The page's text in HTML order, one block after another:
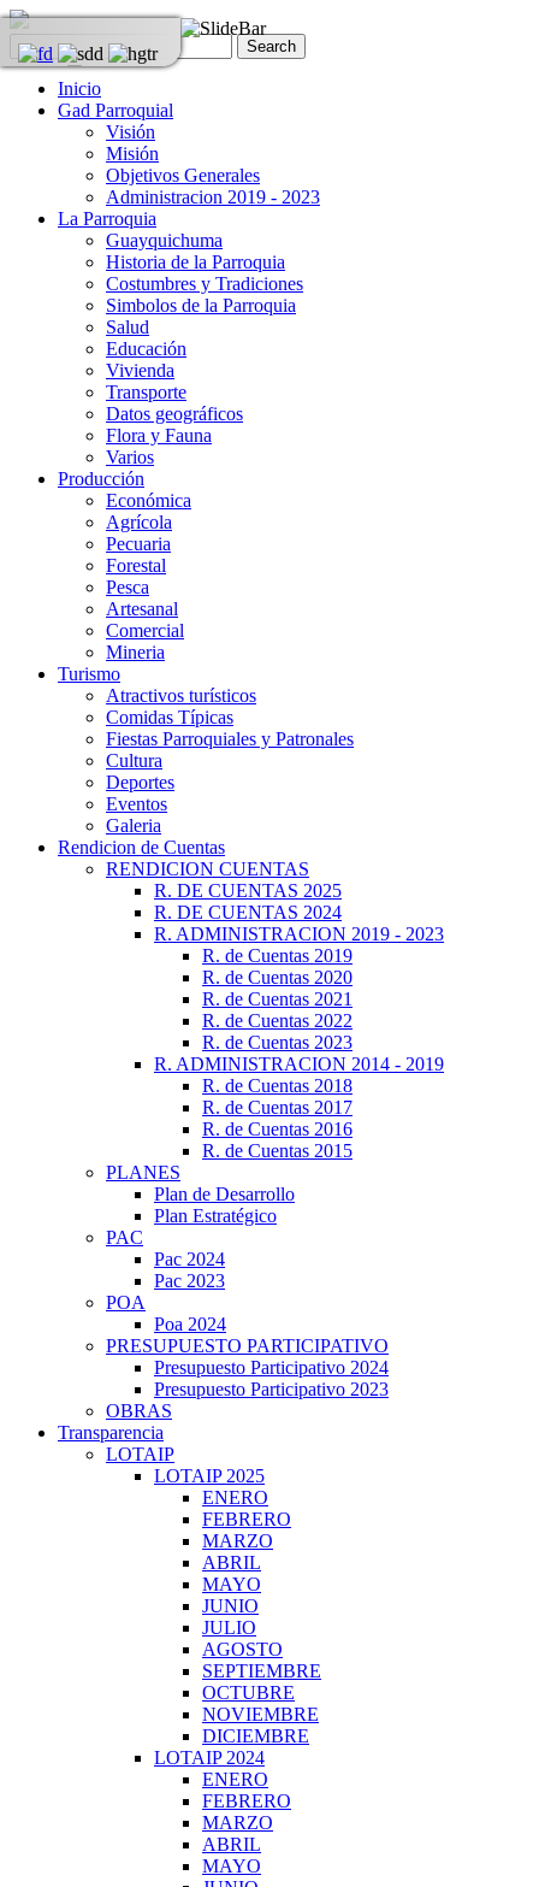
Inicio
Gad Parroquial
Visión
Misión
Objetivos Generales
Administracion 2019 - 2023
La Parroquia
Guayquichuma
Historia de la Parroquia
Costumbres y Tradiciones
Simbolos de la Parroquia
Salud
Educación
Vivienda
Transporte
Datos geográficos
Flora y Fauna
Varios
Producción
Económica
Agrícola
Pecuaria
Forestal
Pesca
Artesanal
Comercial
Mineria
Turismo
Atractivos turísticos
Comidas Típicas
Fiestas Parroquiales y Patronales
Cultura
Deportes
Eventos
Galeria
Rendicion de Cuentas
RENDICION CUENTAS
R. DE CUENTAS 2025
R. DE CUENTAS 2024
R. ADMINISTRACION 2019 - 2023
R. de Cuentas 2019
R. de Cuentas 2020
R. de Cuentas 2021
R. de Cuentas 2022
R. de Cuentas 2023
R. ADMINISTRACION 2014 - 2019
R. de Cuentas 2018
R. de Cuentas 2017
R. de Cuentas 2016
R. de Cuentas 2015
PLANES
Plan de Desarrollo
Plan Estratégico
PAC
Pac 2024
Pac 2023
POA
Poa 2024
PRESUPUESTO PARTICIPATIVO
Presupuesto Participativo 2024
Presupuesto Participativo 2023
OBRAS
Transparencia
LOTAIP
LOTAIP 2025
ENERO
FEBRERO
MARZO
ABRIL
MAYO
JUNIO
JULIO
AGOSTO
SEPTIEMBRE
OCTUBRE
NOVIEMBRE
DICIEMBRE
LOTAIP 2024
ENERO
FEBRERO
MARZO
ABRIL
MAYO